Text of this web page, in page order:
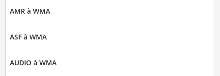
AMR à WMA
ASF à WMA
AUDIO à WMA